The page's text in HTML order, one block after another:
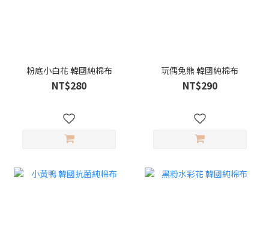
粉底小白花 韓國純棉布
NT$280
玩偶兔熊 韓國純棉布
NT$290